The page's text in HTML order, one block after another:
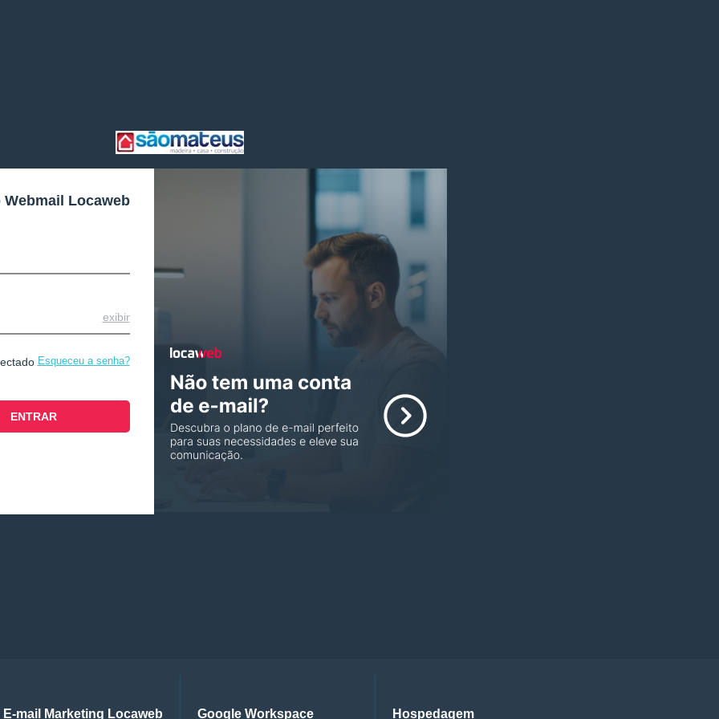
Webmail Locaweb
exibir
Esqueceu a senha?
E-mail Marketing Locaweb Google Workspace Hospedagem